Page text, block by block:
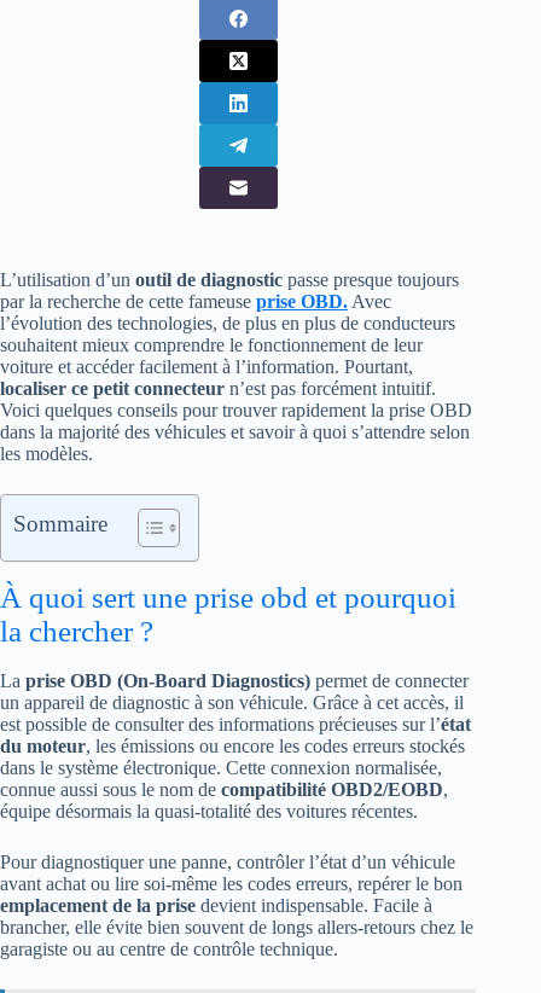
L’utilisation d’un outil de diagnostic passe presque toujours
par la recherche de cette fameuse prise OBD. Avec
l’évolution des technologies, de plus en plus de conducteurs
souhaitent mieux comprendre le fonctionnement de leur
voiture et accéder facilement à l’information. Pourtant,
localiser ce petit connecteur n’est pas forcément intuitif.
Voici quelques conseils pour trouver rapidement la prise OBD
dans la majorité des véhicules et savoir à quoi s’attendre selon
les modèles.
Sommaire
À quoi sert une prise obd et pourquoi
la chercher ?
La prise OBD (On-Board Diagnostics) permet de connecter
un appareil de diagnostic à son véhicule. Grâce à cet accès, il
est possible de consulter des informations précieuses sur l’état
du moteur, les émissions ou encore les codes erreurs stockés
dans le système électronique. Cette connexion normalisée,
connue aussi sous le nom de compatibilité OBD2/EOBD,
équipe désormais la quasi-totalité des voitures récentes.
Pour diagnostiquer une panne, contrôler l’état d’un véhicule
avant achat ou lire soi-même les codes erreurs, repérer le bon
emplacement de la prise devient indispensable. Facile à
brancher, elle évite bien souvent de longs allers-retours chez le
garagiste ou au centre de contrôle technique.